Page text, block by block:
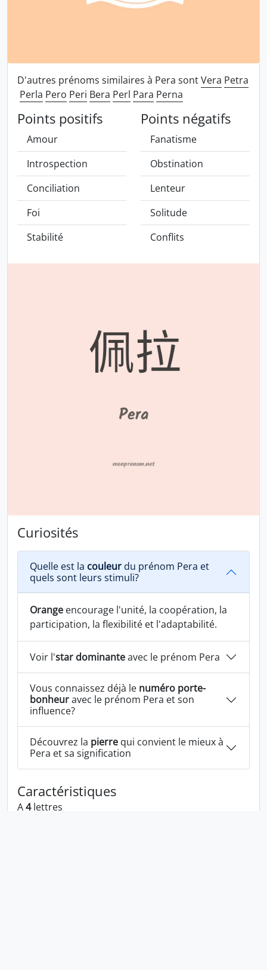
D'autres prénoms similaires à Pera sontVera Petra
Perla Pero Peri Bera Perl Para Perna
Points positifs
Amour
Introspection
Conciliation
Foi
Stabilité
Points négatifs
Fanatisme
Obstination
Lenteur
Solitude
Conflits
Curiosités
Quelle est la couleur du prénom Pera et
quels sont leurs stimuli?
Orange encourage l'unité, la coopération, la
participation, la flexibilité et l'adaptabilité.
Voir l'star dominanteavec le prénom Pera
Vous connaissez déjà le numéro porte-
bonheuravec le prénom Pera et son
influence?
Découvrez la pierre qui convient le mieux à
Pera et sa signification
Caractéristiques
A4lettres